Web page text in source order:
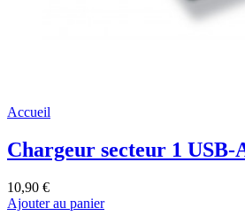
Accueil
Chargeur secteur 1 USB-
10,90 €
Ajouter au panier